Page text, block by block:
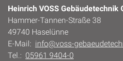
Heinrich VOSS Gebäudetechnik
Hammer-Tannen-Straße 38
49740 Haselünne
E-Mail: info@voss-
Tel.: 05961 9404-0